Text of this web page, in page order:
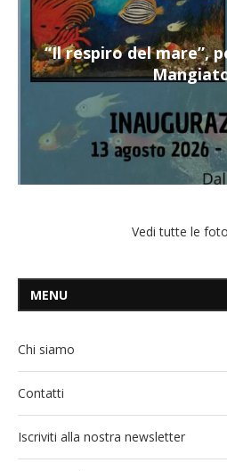
“Il respiro del mare”,
Vedi tutte le
MENU
Chi siamo
Contatti
Iscriviti alla nostra newsletter